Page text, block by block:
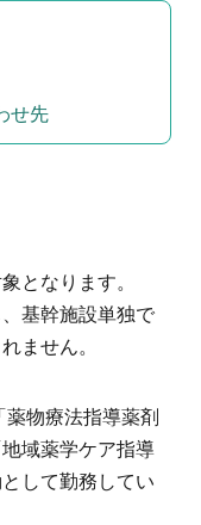
せ先
となります。
基幹施設単独で
ません。
物療法指導薬剤
域薬学ケア指導
して勤務してい